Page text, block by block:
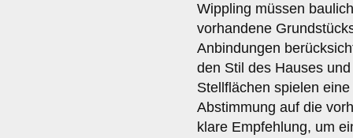
Wippling müssen
vorhandene
Anbindungen
den Stil des Hauses
Stellflächen spielen
Abstimmung auf die
klare Empfehlung, um